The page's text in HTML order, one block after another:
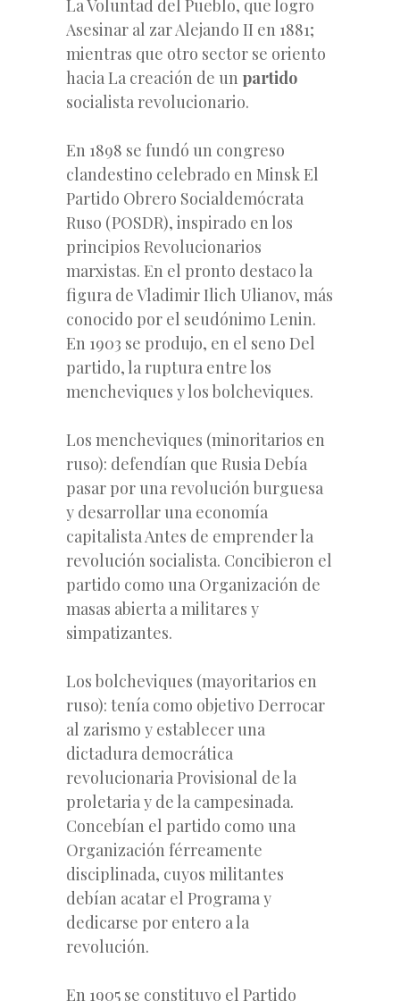
La Voluntad del Pueblo, que logro
Asesinar al zar Alejando II en 1881;
mientras que otro sector se oriento
hacia La creación de un partido
socialista revolucionario.
En 1898 se fundó un congreso
clandestino celebrado en Minsk El
Partido Obrero Socialdemócrata
Ruso (POSDR), inspirado en los
principios Revolucionarios
marxistas. En el pronto destaco la
figura de Vladimir Ilich Ulianov, más
conocido por el seudónimo Lenin.
En 1903 se produjo, en el seno Del
partido, la ruptura entre los
mencheviques y los bolcheviques.
Los mencheviques (minoritarios en
ruso): defendían que Rusia Debía
pasar por una revolución burguesa
y desarrollar una economía
capitalista Antes de emprender la
revolución socialista. Concibieron el
partido como una Organización de
masas abierta a militares y
simpatizantes.
Los bolcheviques (mayoritarios en
ruso): tenía como objetivo Derrocar
al zarismo y establecer una
dictadura democrática
revolucionaria Provisional de la
proletaria y de la campesinada.
Concebían el partido como una
Organización férreamente
disciplinada, cuyos militantes
debían acatar el Programa y
dedicarse por entero a la
revolución.
En 1905 se constituyo el Partido